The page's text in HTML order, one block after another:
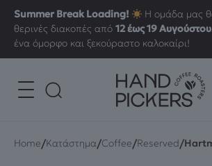
Summer Break Loading!
Η ομάδα μας
θερινές διακοπές από12 έως 19 Αυγούστου
ένα όμορφο και ξεκούραστο καλοκαίρι!
Home/Κατάστημα/Coffee/Reserved/